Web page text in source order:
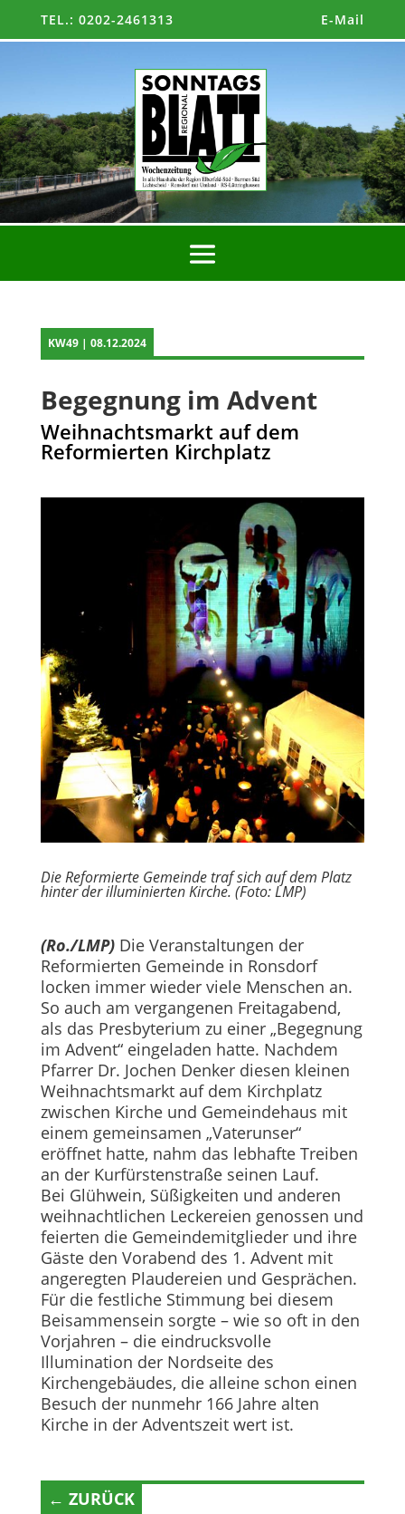
TEL.: 0202-2461313 E-Mail
KW49 | 08.12.2024
Begegnung im Advent
Weihnachtsmarkt auf dem
Reformierten Kirchplatz
Die Reformierte Gemeinde traf sich auf dem Platz
hinter der illuminierten Kirche. (Foto: LMP)
(Ro./LMP)Die Veranstaltungen der
Reformierten Gemeinde in Ronsdorf
locken immer wieder viele Menschen an.
So auch am vergangenen Freitagabend,
als das Presbyterium zu einer „Begegnung
im Advent“ eingeladen hatte. Nachdem
Pfarrer Dr. Jochen Denker diesen kleinen
Weihnachtsmarkt auf dem Kirchplatz
zwischen Kirche und Gemeindehaus mit
einem gemeinsamen „Vaterunser“
eröffnet hatte, nahm das lebhafte Treiben
an der Kurfürstenstraße seinen Lauf.
Bei Glühwein, Süßigkeiten und anderen
weihnachtlichen Leckereien genossen und
feierten die Gemeindemitglieder und ihre
Gäste den Vorabend des 1. Advent mit
angeregten Plaudereien und Gesprächen.
Für die festliche Stimmung bei diesem
Beisammensein sorgte – wie so oft in den
Vorjahren – die eindrucksvolle
Illumination der Nordseite des
Kirchengebäudes, die alleine schon einen
Besuch der nunmehr 166 Jahre alten
Kirche in der Adventszeit wert ist.
← ZURÜCK